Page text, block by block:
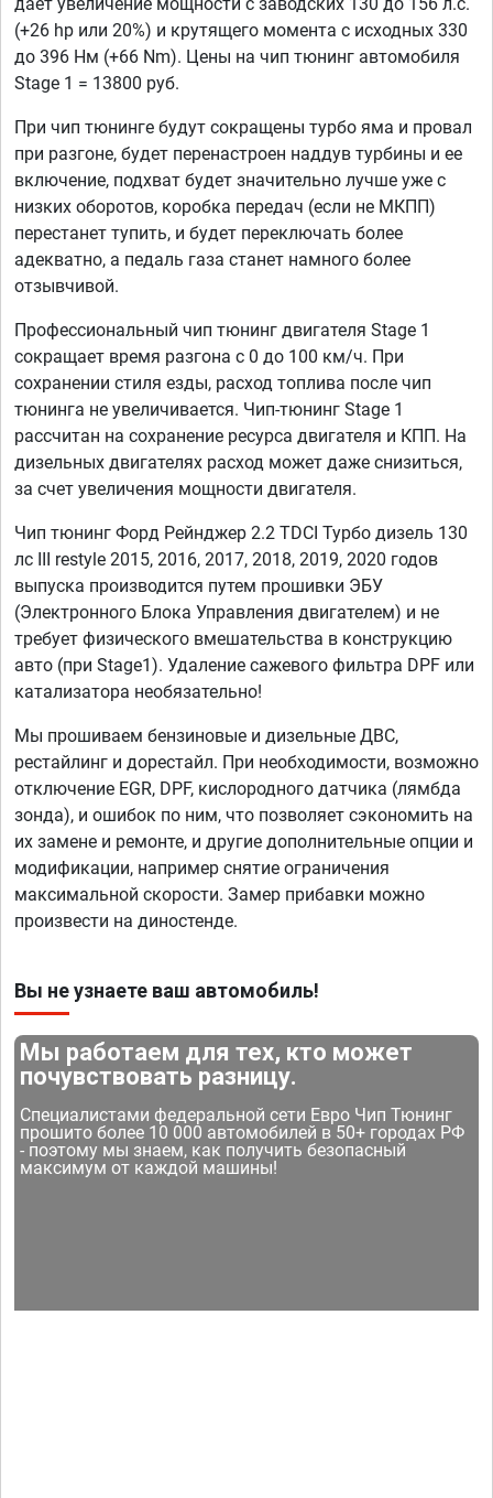
(+26 hp или 20%) и крутящего момента с исходных 330
до 396 Нм (+66 Nm). Цены на чип тюнинг автомобиля
Stage 1 = 13800 руб.
При чип тюнинге будут сокращены турбо яма и провал
при разгоне, будет перенастроен наддув турбины и ее
включение, подхват будет значительно лучше уже с
низких оборотов, коробка передач (если не МКПП)
перестанет тупить, и будет переключать более
адекватно, а педаль газа станет намного более
отзывчивой.
Профессиональный чип тюнинг двигателя Stage 1
сокращает время разгона с 0 до 100 км/ч. При
сохранении стиля езды, расход топлива после чип
тюнинга не увеличивается. Чип-тюнинг Stage 1
рассчитан на сохранение ресурса двигателя и КПП. На
дизельных двигателях расход может даже снизиться,
за счет увеличения мощности двигателя.
Чип тюнинг Форд Рейнджер 2.2 TDCI Турбо дизель 130
лс III restyle 2015, 2016, 2017, 2018, 2019, 2020 годов
выпуска производится путем прошивки ЭБУ
(Электронного Блока Управления двигателем) и не
требует физического вмешательства в конструкцию
авто (при Stage1). Удаление сажевого фильтра DPF или
катализатора необязательно!
Мы прошиваем бензиновые и дизельные ДВС,
рестайлинг и дорестайл. При необходимости, возможно
отключение EGR, DPF, кислородного датчика (лямбда
зонда), и ошибок по ним, что позволяет сэкономить на
их замене и ремонте, и другие дополнительные опции и
модификации, например снятие ограничения
максимальной скорости. Замер прибавки можно
произвести на диностенде.
Вы не узнаете ваш автомобиль!
Мы работаем для тех, кто может
почувствовать разницу.
Специалистами федеральной сети Евро Чип Тюнинг
прошито более 10 000 автомобилей в 50+ городах РФ
- поэтому мы знаем, как получить безопасный
максимум от каждой машины!